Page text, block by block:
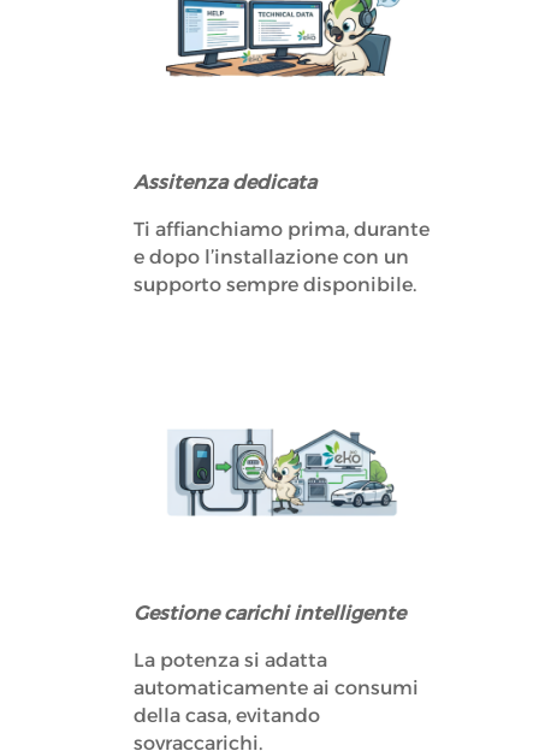
Assitenza dedicata
Ti affianchiamo prima, durante
e dopo l’installazione con un
supporto sempre disponibile.
Gestione carichi intelligente
La potenza si adatta
automaticamente ai consumi
della casa, evitando
sovraccarichi.